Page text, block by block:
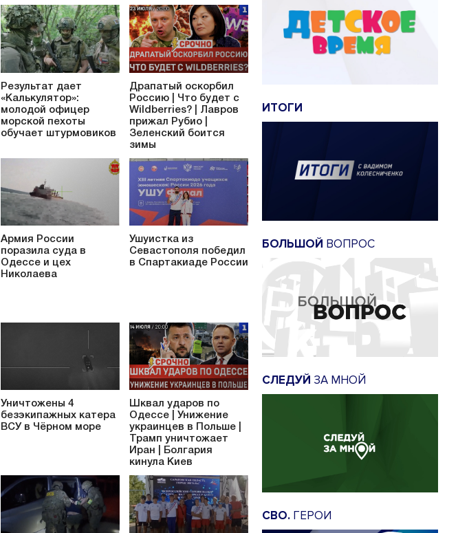
Результат дает
«Калькулятор»:
молодой офицер
морской пехоты
обучает штурмовиков
Драпатый оскорбил
Россию | Что будет с
Wildberries? | Лавров
прижал Рубио |
Зеленский боится
зимы
Армия России
поразила суда в
Одессе и цех
Николаева
Ушуистка из
Севастополя победил
в Спартакиаде России
Уничтожены 4
безэкипажных катера
ВСУ в Чёрном море
Шквал ударов по
Одессе | Унижение
украинцев в Польше |
Трамп уничтожает
Иран | Болгария
кинула Киев
ИТОГИ
БОЛЬШОЙ ВОПРОС
СЛЕДУЙ ЗА МНОЙ
СВО. ГЕРОИ